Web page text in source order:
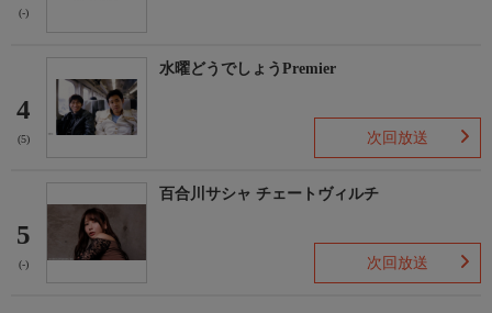
(-)
4
(5)
水曜どうでしょうPremier
次回放送
5
(-)
百合川サシャ チェートヴィルチ
次回放送